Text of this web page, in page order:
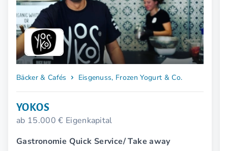
Bäcker & Cafés Eisgenuss, Frozen Yogurt & Co.
YOKOS
ab 15.000 € Eigenkapital
Gastronomie Quick Service/ Take away